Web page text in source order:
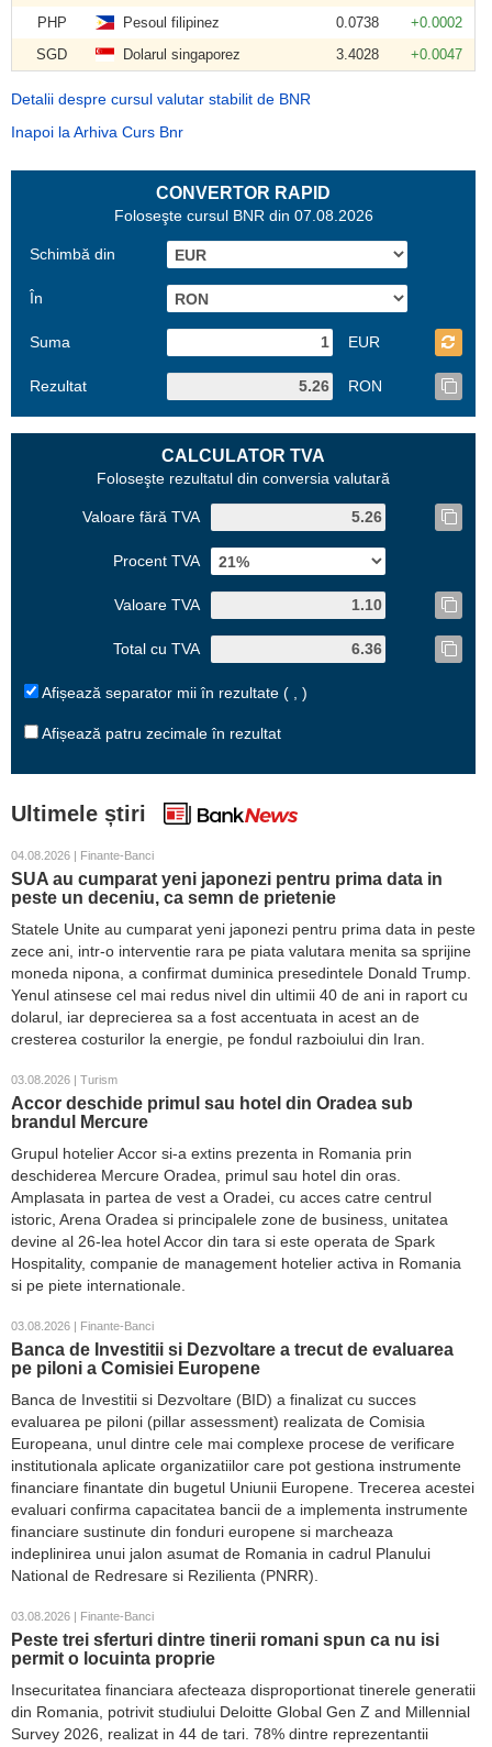
PHP
Pesoul filipinez 0.0738
+0.0002
SGD
Dolarul singaporez 3.4028 +0.0047
Detalii despre cursul valutar stabilit de BNR
Inapoi la Arhiva Curs Bnr
CONVERTOR RAPID
Foloseşte cursul BNR din 07.08.2026
Schimbă din
În
Suma EUR
Rezultat RON
CALCULATOR TVA
Foloseşte rezultatul din conversia valutară
Valoare fără TVA
Procent TVA
Valoare TVA
Total cu TVA
Afișează separator mii în rezultate ( , )
Afișează patru zecimale în rezultat
Ultimele știri
04.08.2026 | Finante-Banci
SUA au cumparat yeni japonezi pentru prima data in
peste un deceniu, ca semn de prietenie
Statele Unite au cumparat yeni japonezi pentru prima data in peste
zece ani, intr-o interventie rara pe piata valutara menita sa sprijine
moneda nipona, a confirmat duminica presedintele Donald Trump.
Yenul atinsese cel mai redus nivel din ultimii 40 de ani in raport cu
dolarul, iar deprecierea sa a fost accentuata in acest an de
cresterea costurilor la energie, pe fondul razboiului din Iran.
03.08.2026 | Turism
Accor deschide primul sau hotel din Oradea sub
brandul Mercure
Grupul hotelier Accor si-a extins prezenta in Romania prin
deschiderea Mercure Oradea, primul sau hotel din oras.
Amplasata in partea de vest a Oradei, cu acces catre centrul
istoric, Arena Oradea si principalele zone de business, unitatea
devine al 26-lea hotel Accor din tara si este operata de Spark
Hospitality, companie de management hotelier activa in Romania
si pe piete internationale.
03.08.2026 | Finante-Banci
Banca de Investitii si Dezvoltare a trecut de evaluarea
pe piloni a Comisiei Europene
Banca de Investitii si Dezvoltare (BID) a finalizat cu succes
evaluarea pe piloni (pillar assessment) realizata de Comisia
Europeana, unul dintre cele mai complexe procese de verificare
institutionala aplicate organizatiilor care pot gestiona instrumente
financiare finantate din bugetul Uniunii Europene. Trecerea acestei
evaluari confirma capacitatea bancii de a implementa instrumente
financiare sustinute din fonduri europene si marcheaza
indeplinirea unui jalon asumat de Romania in cadrul Planului
National de Redresare si Rezilienta (PNRR).
03.08.2026 | Finante-Banci
Peste trei sferturi dintre tinerii romani spun ca nu isi
permit o locuinta proprie
Insecuritatea financiara afecteaza disproportionat tinerele generatii
din Romania, potrivit studiului Deloitte Global Gen Z and Millennial
Survey 2026, realizat in 44 de tari. 78% dintre reprezentantii